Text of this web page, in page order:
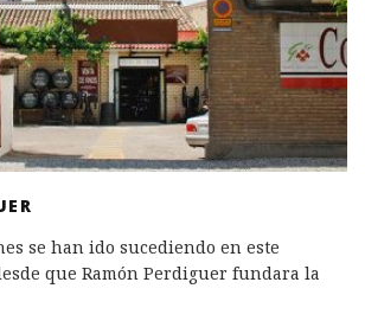
se han ido sucediendo en este
que Ramón Perdiguer fundara la